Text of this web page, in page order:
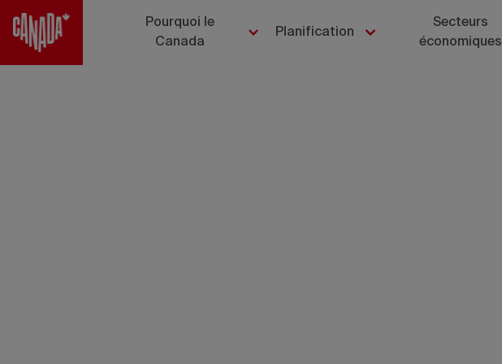
Pourquoi le
Canada
Planification
Secteurs
économiques